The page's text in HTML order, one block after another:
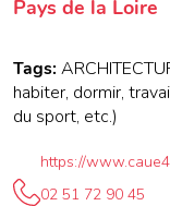
Pays de la Loire
Tags:
habiter, dormir,
du sport, etc.)
https://
02 51 72 90 45